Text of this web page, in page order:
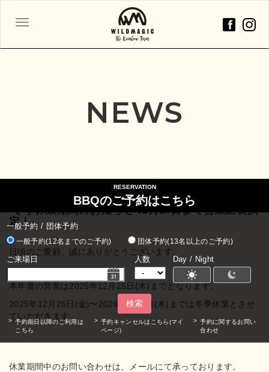
ナ
ゲ
RESERVATION
BBQのご予約はこちら
一般予約 / 団体予約
一般予約(12名までのご予約) 団体予約(13名以上のご予約)
ご来場日 人数 Day / Night
検索
予約期日以降のご利用は
こちら
予約キャンセルはこちら(マイ
ページ)
予約に関するお問い
合わせ
NEWS
-冬季休業期間のお知らせ 12月25日まで営業延長決
定！-
日頃のご愛顧、誠にありがとうございます。
本年度の営業は2025年12月25日(木)までとなります。
2025年12月26日(金)〜2026年1月8日(木)までは冬季休業とさせ
ていただきます。
休業期間中のお問い合わせは、メールにて承っております。